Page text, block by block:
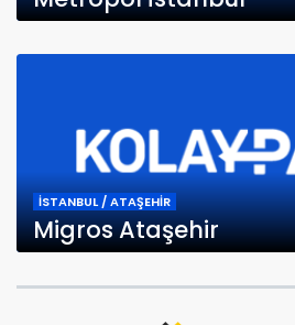
İSTANBUL / ATAŞEHİR
Migros Ataşehir